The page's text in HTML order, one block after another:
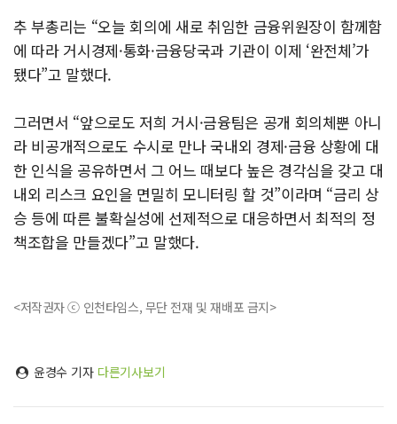
추 부총리는 “오늘 회의에 새로 취임한 금융위원장이 함께함
에 따라 거시경제·통화·금융당국과 기관이 이제 ‘완전체’가
됐다”고 말했다.
그러면서 “앞으로도 저희 거시·금융팀은 공개 회의체뿐 아니
라 비공개적으로도 수시로 만나 국내외 경제·금융 상황에 대
한 인식을 공유하면서 그 어느 때보다 높은 경각심을 갖고 대
내외 리스크 요인을 면밀히 모니터링 할 것”이라며 “금리 상
승 등에 따른 불확실성에 선제적으로 대응하면서 최적의 정
책조합을 만들겠다”고 말했다.
<저작권자 ⓒ 인천타임스, 무단 전재 및 재배포 금지>
윤경수 기자 다른기사보기